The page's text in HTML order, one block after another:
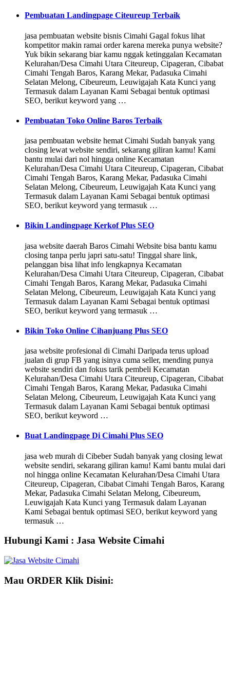
Pembuatan Landingpage Citeureup Terbaik
jasa pembuatan website bisnis Cimahi Gagal fokus lihat
kompetitor makin ramai order karena mereka punya website?
Yuk bikin sekarang biar kamu nggak ketinggalan Kecamatan
Kelurahan/Desa Cimahi Utara Citeureup, Cipageran, Cibabat
Cimahi Tengah Baros, Karang Mekar, Padasuka Cimahi
Selatan Melong, Cibeureum, Leuwigajah Kata Kunci yang
Termasuk dalam Layanan Kami Sebagai bentuk optimasi
SEO, berikut keyword yang …
Pembuatan Toko Online Baros Terbaik
jasa pembuatan website hemat Cimahi Sudah banyak yang
closing lewat website sendiri, sekarang giliran kamu! Kami
bantu mulai dari nol hingga online Kecamatan
Kelurahan/Desa Cimahi Utara Citeureup, Cipageran, Cibabat
Cimahi Tengah Baros, Karang Mekar, Padasuka Cimahi
Selatan Melong, Cibeureum, Leuwigajah Kata Kunci yang
Termasuk dalam Layanan Kami Sebagai bentuk optimasi
SEO, berikut keyword yang termasuk …
Bikin Landingpage Kerkof Plus SEO
jasa website daerah Baros Cimahi Website bisa bantu kamu
closing tanpa perlu japri satu-satu! Tinggal share link,
pelanggan bisa lihat info lengkapnya Kecamatan
Kelurahan/Desa Cimahi Utara Citeureup, Cipageran, Cibabat
Cimahi Tengah Baros, Karang Mekar, Padasuka Cimahi
Selatan Melong, Cibeureum, Leuwigajah Kata Kunci yang
Termasuk dalam Layanan Kami Sebagai bentuk optimasi
SEO, berikut keyword yang termasuk …
Bikin Toko Online Cihanjuang Plus SEO
jasa website profesional di Cimahi Daripada terus upload
jualan di grup FB yang isinya cuma seller, mending punya
website sendiri dan fokus tarik pembeli Kecamatan
Kelurahan/Desa Cimahi Utara Citeureup, Cipageran, Cibabat
Cimahi Tengah Baros, Karang Mekar, Padasuka Cimahi
Selatan Melong, Cibeureum, Leuwigajah Kata Kunci yang
Termasuk dalam Layanan Kami Sebagai bentuk optimasi
SEO, berikut keyword …
Buat Landingpage Di Cimahi Plus SEO
jasa web murah di Cibeber Sudah banyak yang closing lewat
website sendiri, sekarang giliran kamu! Kami bantu mulai dari
nol hingga online Kecamatan Kelurahan/Desa Cimahi Utara
Citeureup, Cipageran, Cibabat Cimahi Tengah Baros, Karang
Mekar, Padasuka Cimahi Selatan Melong, Cibeureum,
Leuwigajah Kata Kunci yang Termasuk dalam Layanan
Kami Sebagai bentuk optimasi SEO, berikut keyword yang
termasuk …
Hubungi Kami : Jasa Website Cimahi
Mau ORDER Klik Disini: